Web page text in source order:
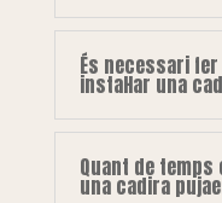
És necessari
instal·lar una
Quant de temps
una cadira